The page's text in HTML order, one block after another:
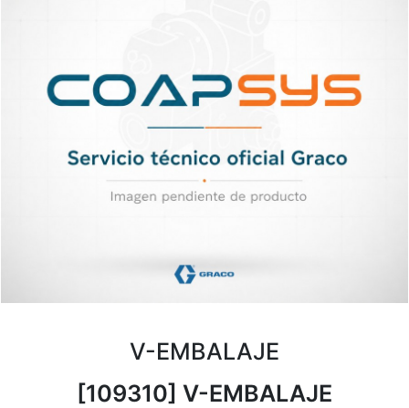
V-EMBALAJE
[109310] V-EMBALAJE